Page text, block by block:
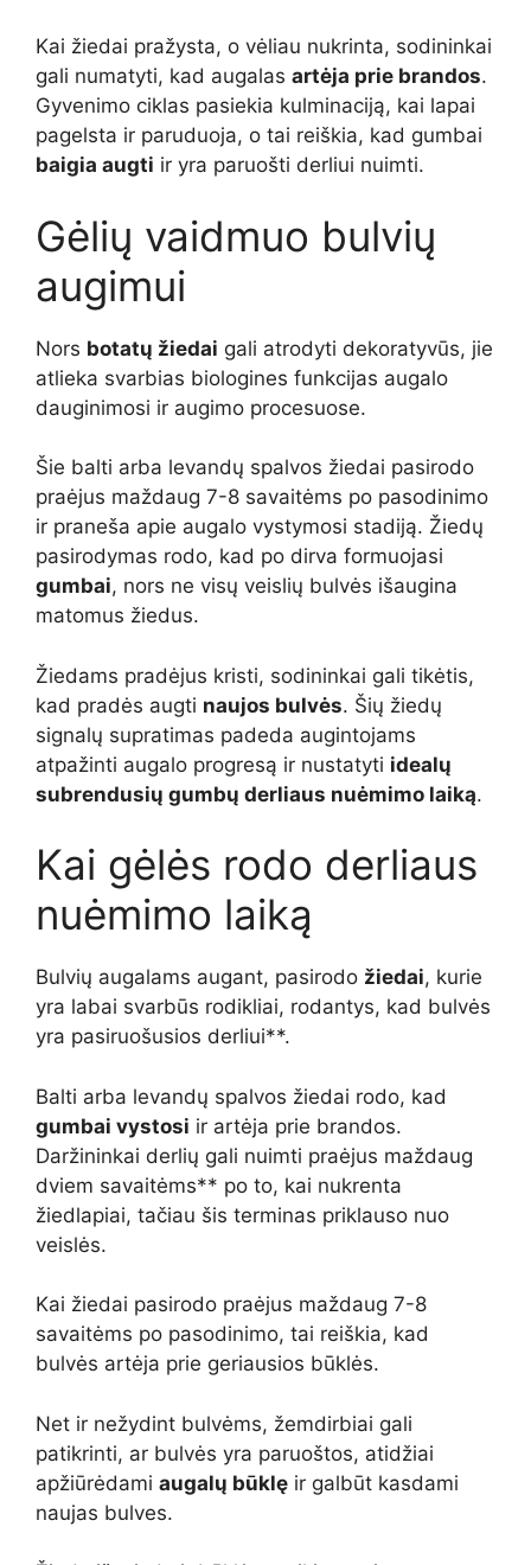
Kai žiedai pražysta, o vėliau nukrinta, sodininkai
gali numatyti, kad augalas artėja prie brandos.
Gyvenimo ciklas pasiekia kulminaciją, kai lapai
pagelsta ir paruduoja, o tai reiškia, kad gumbai
baigia augti ir yra paruošti derliui nuimti.
Gėlių vaidmuo bulvių
augimui
Nors botatų žiedai gali atrodyti dekoratyvūs, jie
atlieka svarbias biologines funkcijas augalo
dauginimosi ir augimo procesuose.
Šie balti arba levandų spalvos žiedai pasirodo
praėjus maždaug 7-8 savaitėms po pasodinimo
ir praneša apie augalo vystymosi stadiją. Žiedų
pasirodymas rodo, kad po dirva formuojasi
gumbai, nors ne visų veislių bulvės išaugina
matomus žiedus.
Žiedams pradėjus kristi, sodininkai gali tikėtis,
kad pradės augti naujos bulvės. Šių žiedų
signalų supratimas padeda augintojams
atpažinti augalo progresą ir nustatyti idealų
subrendusių gumbų derliaus nuėmimo laiką.
Kai gėlės rodo derliaus
nuėmimo laiką
Bulvių augalams augant, pasirodo žiedai, kurie
yra labai svarbūs rodikliai, rodantys, kad bulvės
yra pasiruošusios derliui**.
Balti arba levandų spalvos žiedai rodo, kad
gumbai vystosi ir artėja prie brandos.
Daržininkai derlių gali nuimti praėjus maždaug
dviem savaitėms** po to, kai nukrenta
žiedlapiai, tačiau šis terminas priklauso nuo
veislės.
Kai žiedai pasirodo praėjus maždaug 7-8
savaitėms po pasodinimo, tai reiškia, kad
bulvės artėja prie geriausios būklės.
Net ir nežydint bulvėms, žemdirbiai gali
patikrinti, ar bulvės yra paruoštos, atidžiai
apžiūrėdami augalų būklę ir galbūt kasdami
naujas bulves.